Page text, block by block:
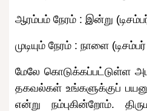
ஆரம்பம் நேரம் : இன்று
முடியும் நேரம் : நாளை
மேலே கொடுக்கப்பட்டுள்ள
தகவல்கள் உங்களுக்குப்
என்று நம்புகின்றோம்.